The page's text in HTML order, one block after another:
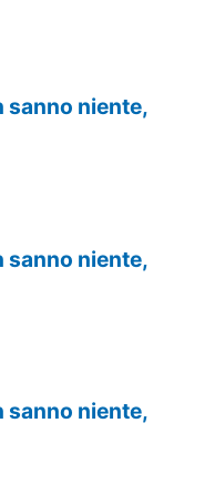
sanno niente,
sanno niente,
sanno niente,